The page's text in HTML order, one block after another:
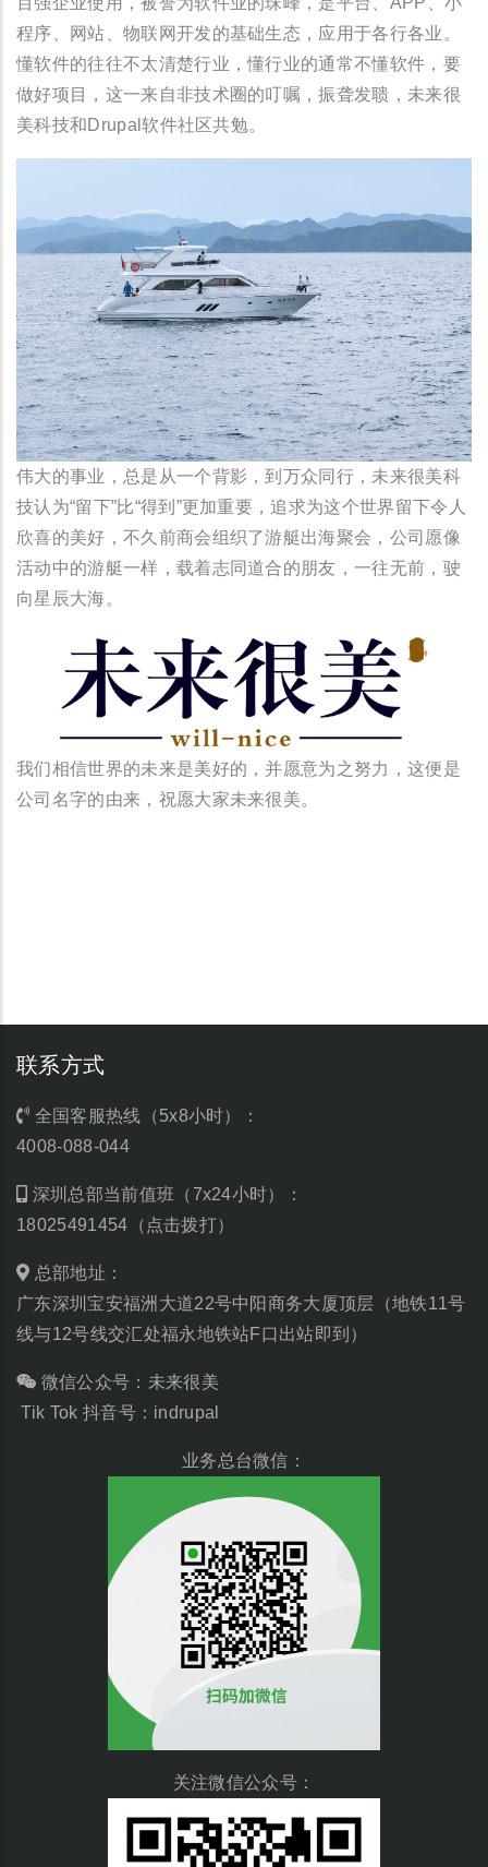
程序、网站、物联网开发的基础生态，应用于各行各业。
懂软件的往往不太清楚行业，懂行业的通常不懂软件，要
做好项目，这一来自非技术圈的叮嘱，振聋发聩，未来很
美科技和Drupal软件社区共勉。
伟大的事业，总是从一个背影，到万众同行，未来很美科
技认为“留下”比“得到”更加重要，追求为这个世界留下令人
欣喜的美好，不久前商会组织了游艇出海聚会，公司愿像
活动中的游艇一样，载着志同道合的朋友，一往无前，驶
向星辰大海。
我们相信世界的未来是美好的，并愿意为之努力，这便是
公司名字的由来，祝愿大家未来很美。
联系方式
全国客服热线（5x8小时）：
4008-088-044
深圳总部当前值班（7x24小时）：
18025491454（点击拨打）
总部地址：
广东深圳宝安福洲大道22号中阳商务大厦顶层（地铁11号
线与12号线交汇处福永地铁站F口出站即到）
微信公众号：未来很美
Tik Tok 抖音号：indrupal
业务总台微信：
关注微信公众号：